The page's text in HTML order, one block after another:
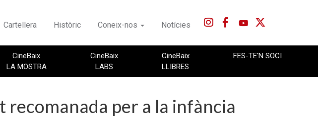
Cartellera Històric Coneix-nos Notícies
CineBaix
LA MOSTRA
CineBaix
LABS
CineBaix
LLIBRES
FES-TE'N SOCI
recomanada per a la infància